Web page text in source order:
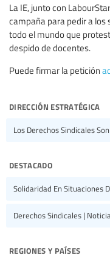
La IE, junto con
campaña para pedir a los
todo el mundo que
despido de docentes.
Puede firmar la petición
dirección estratégica
Los Derechos Sindicales
destacado
Solidaridad En Situaciones
Derechos Sindicales |
regiones y países